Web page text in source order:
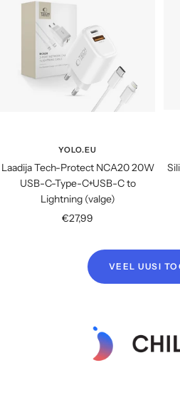
YOLO.EU
Laadija Tech-Protect NCA20 20W
USB-C-Type-C+USB-C to
Lightning (valge)
Soodushind
€27,99
VEEL UUSI